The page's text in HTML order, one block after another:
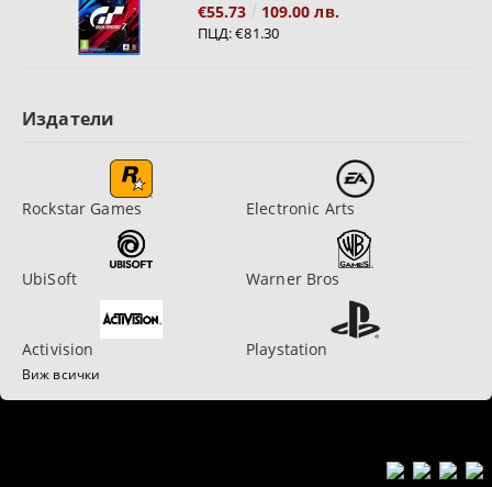
€55.73 109.00 лв.
ПЦД:€81.30
Издатели
Rockstar Games Electronic Arts
UbiSoft Warner Bros
Activision Playstation
Виж всички